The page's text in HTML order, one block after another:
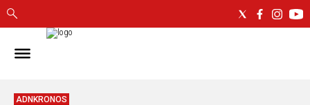
IN
CAGLIARI
ADNKRONOS